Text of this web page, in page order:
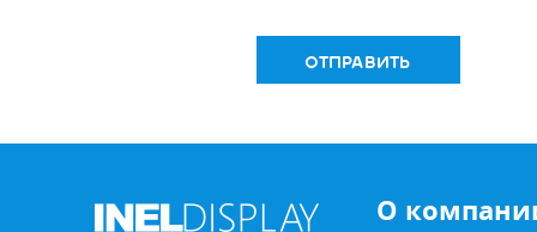
ОТПРАВИТЬ
О